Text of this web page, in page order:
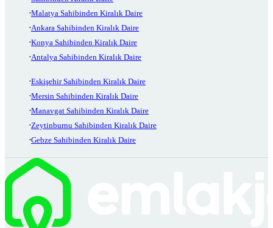
Malatya Sahibinden Kiralık Daire
Ankara Sahibinden Kiralık Daire
Konya Sahibinden Kiralık Daire
Antalya Sahibinden Kiralık Daire
Eskişehir Sahibinden Kiralık Daire
Mersin Sahibinden Kiralık Daire
Manavgat Sahibinden Kiralık Daire
Zeytinburnu Sahibinden Kiralık Daire
Gebze Sahibinden Kiralık Daire